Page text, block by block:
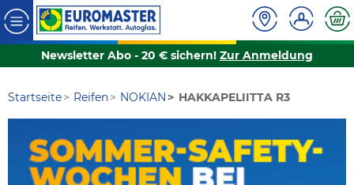
Newsletter Abo - 20 € sichern! Zur Anmeldung
Startseite Reifen NOKIAN HAKKAPELIITTA R3